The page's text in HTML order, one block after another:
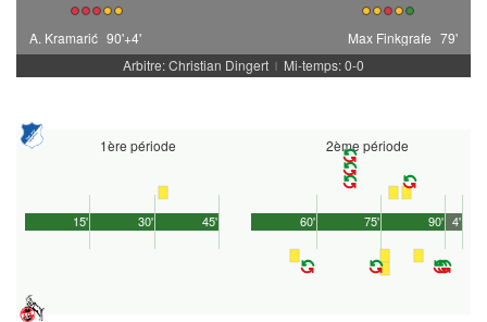
A. Kramarić 90'+4' Max Finkgrafe 79'
Arbitre: Christian Dingert | Mi-temps: 0-0
1ère période
45'
15' 30'
2ème période
90'
60' 75' 4'